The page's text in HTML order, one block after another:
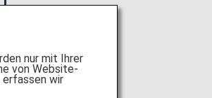
nur mit Ihrer
von Website-
erfassen wir